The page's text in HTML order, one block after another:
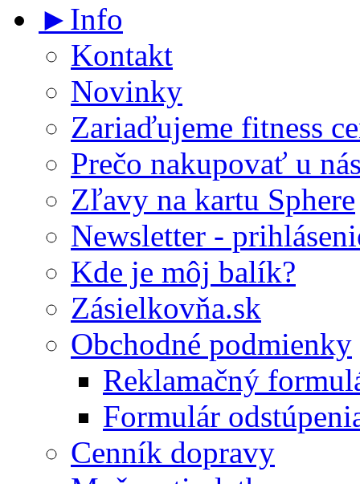
►Info
Kontakt
Novinky
Zariaďujeme fitness
Prečo nakupovať u
Zľavy na kartu Sphere
Newsletter -
Kde je môj balík?
Zásielkovňa.sk
Obchodné podmienky
Reklamačný
Formulár
Cenník dopravy